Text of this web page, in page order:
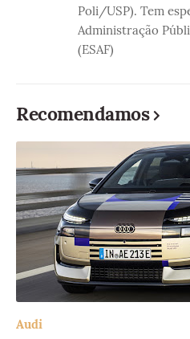
Poli/USP). Tem
Administração
(ESAF)
Recomendamos
Audi